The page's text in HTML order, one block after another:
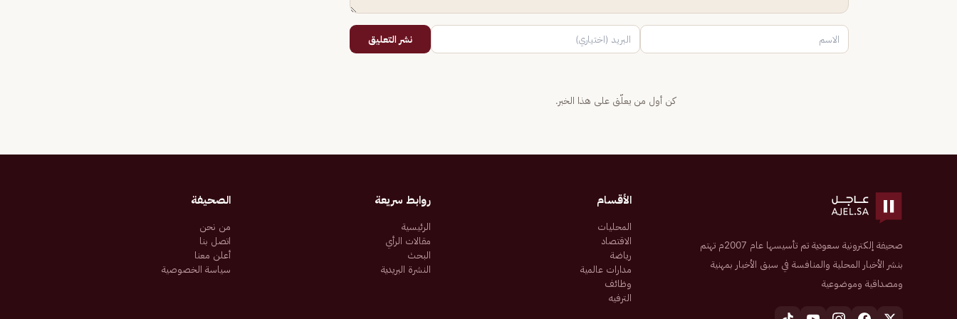
نشر التعليق
كن أول من يعلّق على هذا الخبر.
صحيفة إلكترونية سعودية تم تأسيسها عام 2007م تهتم
بنشر الأخبار المحلية والمنافسة في سبق الأخبار بمهنية
ومصداقية وموضوعية
الأقسام
المحليات
الاقتصاد
رياضة
مدارات عالمية
وظائف
الترفيه
روابط سريعة
الرئيسية
مقالات الرأي
البحث
النشرة البريدية
الصحيفة
من نحن
اتصل بنا
أعلن معنا
سياسة الخصوصية